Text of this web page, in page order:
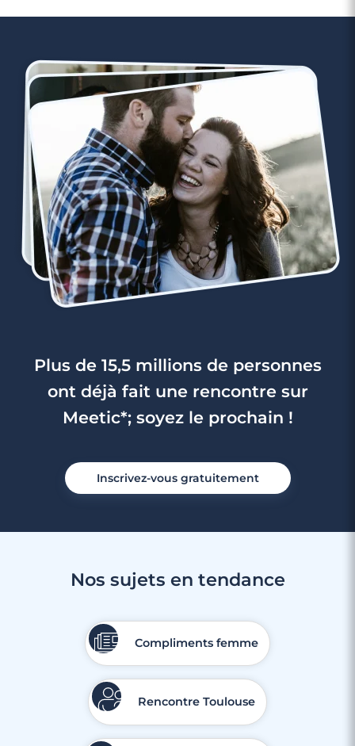
3 minutes
7 destinations romantiques pour un
premier week-end à deux
Lire l'article
Plus de 15,5 millions de personnes
ont déjà fait une rencontre sur
Meetic*; soyez le prochain !
Inscrivez-vous gratuitement
Nos sujets en tendance
Compliments femme
Rencontre Toulouse